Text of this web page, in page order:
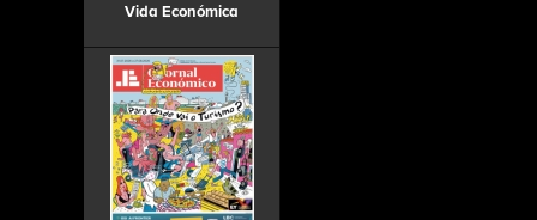
Vida Económica